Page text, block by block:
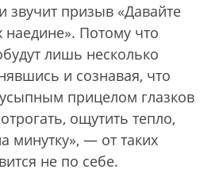
звучит призыв «Давайте
Потому что
лишь несколько
и сознавая, что
прицелом глазков
ощутить тепло,
минутку», — от таких
не по себе.